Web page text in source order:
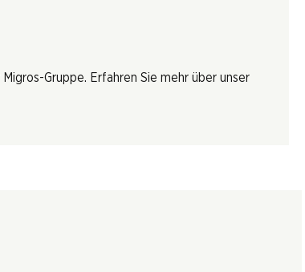
Gruppe. Erfahren Sie mehr über unser